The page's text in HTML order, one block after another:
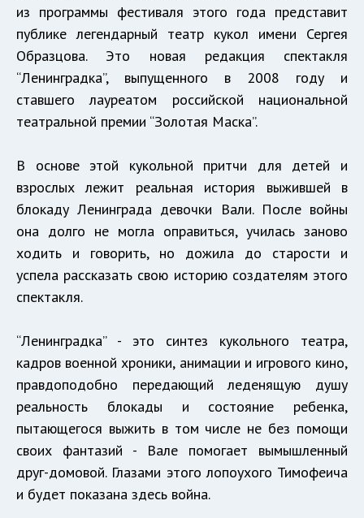
из программы фестиваля этого года представит
публике легендарный театр кукол имени Сергея
Образцова. Это новая редакция спектакля
“Ленинградка”, выпущенного в 2008 году и
ставшего лауреатом российской национальной
театральной премии “Золотая Маска”.
В основе этой кукольной притчи для детей и
взрослых лежит реальная история выжившей в
блокаду Ленинграда девочки Вали. После войны
она долго не могла оправиться, училась заново
ходить и говорить, но дожила до старости и
успела рассказать свою историю создателям этого
спектакля.
“Ленинградка” - это синтез кукольного театра,
кадров военной хроники, анимации и игрового кино,
правдоподобно передающий леденящую душу
реальность блокады и состояние ребенка,
пытающегося выжить в том числе не без помощи
своих фантазий - Вале помогает вымышленный
друг-домовой. Глазами этого лопоухого Тимофеича
и будет показана здесь война.